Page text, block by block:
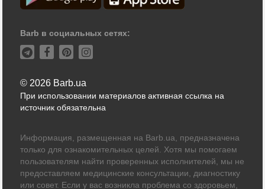
Barb в социальных сетях:
© 2026 Barb.ua
При использовании материалов активная ссылка на
источник обязательна
Информация, размещенная на Barb.ua, предназначена
только для ознакомительных целей. Хотя мы помогаем
пользователям найти проверенных исполнителей, мы не
предоставляем медицинские консультации, диагностику
или совет. Если у вас возникла проблема со здоровьем,